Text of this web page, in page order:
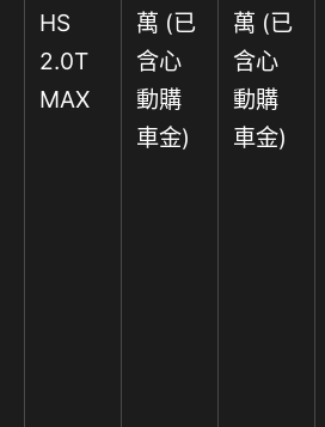
HS
2.0T
MAX
萬 (已
含心
動購
車金)
萬 (已
含心
動購
車金)